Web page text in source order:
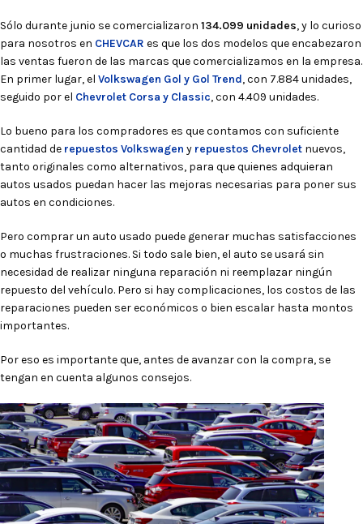
Sólo durante junio se comercializaron 134.099 unidades, y lo curioso
para nosotros en CHEVCAR es que los dos modelos que encabezaron
las ventas fueron de las marcas que comercializamos en la empresa.
En primer lugar, el Volkswagen Gol y Gol Trend, con 7.884 unidades,
seguido por el Chevrolet Corsa y Classic, con 4.409 unidades.
Lo bueno para los compradores es que contamos con suficiente
cantidad de repuestos Volkswagen y repuestos Chevrolet nuevos,
tanto originales como alternativos, para que quienes adquieran
autos usados puedan hacer las mejoras necesarias para poner sus
autos en condiciones.
Pero comprar un auto usado puede generar muchas satisfacciones
o muchas frustraciones. Si todo sale bien, el auto se usará sin
necesidad de realizar ninguna reparación ni reemplazar ningún
repuesto del vehículo. Pero si hay complicaciones, los costos de las
reparaciones pueden ser económicos o bien escalar hasta montos
importantes.
Por eso es importante que, antes de avanzar con la compra, se
tengan en cuenta algunos consejos.